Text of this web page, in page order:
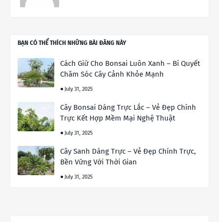
BẠN CÓ THỂ THÍCH NHỮNG BÀI ĐĂNG NÀY
Cách Giữ Cho Bonsai Luôn Xanh – Bí Quyết
Chăm Sóc Cây Cảnh Khỏe Mạnh
July 31, 2025
Cây Bonsai Dáng Trực Lắc – Vẻ Đẹp Chính
Trực Kết Hợp Mềm Mại Nghệ Thuật
July 31, 2025
Cây Sanh Dáng Trực – Vẻ Đẹp Chính Trực,
Bền Vững Với Thời Gian
July 31, 2025